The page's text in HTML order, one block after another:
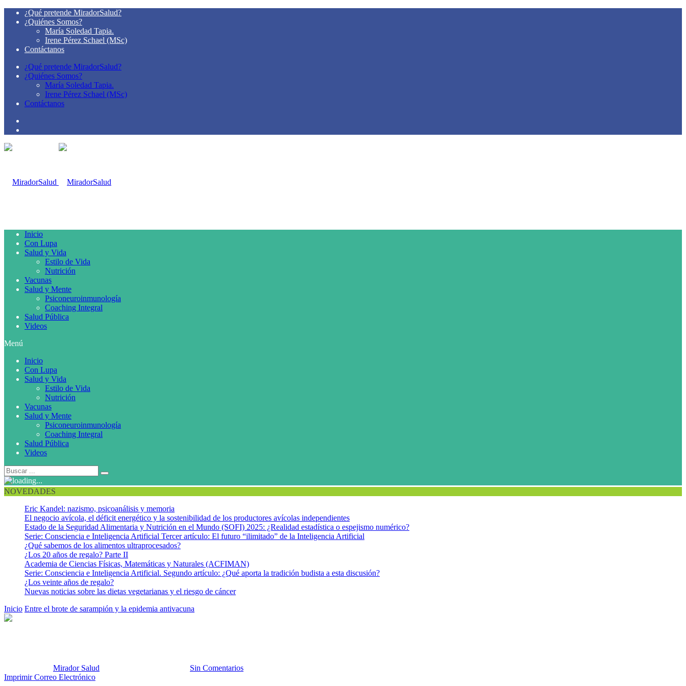
¿Qué pretende MiradorSalud?
¿Quiénes Somos?
María Soledad Tapia.
Irene Pérez Schael (MSc)
Contáctanos
¿Qué pretende MiradorSalud?
¿Quiénes Somos?
María Soledad Tapia.
Irene Pérez Schael (MSc)
Contáctanos
Inicio
Con Lupa
Salud y Vida
Estilo de Vida
Nutrición
Vacunas
Salud y Mente
Psiconeuroinmunología
Coaching Integral
Salud Pública
Videos
Menú
Inicio
Con Lupa
Salud y Vida
Estilo de Vida
Nutrición
Vacunas
Salud y Mente
Psiconeuroinmunología
Coaching Integral
Salud Pública
Videos
NOVEDADES
Eric Kandel: nazismo, psicoanálisis y memoria
El negocio avícola, el déficit energético y la sostenibilidad de los productores avícolas independientes
Estado de la Seguridad Alimentaria y Nutrición en el Mundo (SOFI) 2025: ¿Realidad estadística o espejismo numérico?
Serie: Consciencia e Inteligencia Artificial Tercer artículo: El futuro “ilimitado” de la Inteligencia Artificial
¿Qué sabemos de los alimentos ultraprocesados?
¿Los 20 años de regalo? Parte II
Academia de Ciencias Físicas, Matemáticas y Naturales (ACFIMAN)
Serie: Consciencia e Inteligencia Artificial. Segundo artículo: ¿Qué aporta la tradición budista a esta discusión?
¿Los veinte años de regalo?
Nuevas noticias sobre las dietas vegetarianas y el riesgo de cáncer
Inicio Entre el brote de sarampión y la epidemia antivacuna
Mirador Salud
Sin Comentarios
Imprimir Correo Electrónico